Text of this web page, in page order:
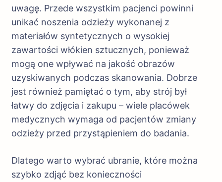
uwagę. Przede wszystkim pacjenci powinni
unikać noszenia odzieży wykonanej z
materiałów syntetycznych o wysokiej
zawartości włókien sztucznych, ponieważ
mogą one wpływać na jakość obrazów
uzyskiwanych podczas skanowania. Dobrze
jest również pamiętać o tym, aby strój był
łatwy do zdjęcia i zakupu – wiele placówek
medycznych wymaga od pacjentów zmiany
odzieży przed przystąpieniem do badania.
Dlatego warto wybrać ubranie, które można
szybko zdjąć bez konieczności